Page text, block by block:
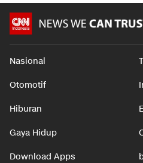
Nasional
Otomotif
Hiburan
Gaya Hidup
Download Apps